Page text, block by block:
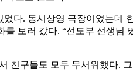
다. 동시상영 극장이었는데
보러 갔다. “선도부 선생님
친구들도 모두 무서워했다.